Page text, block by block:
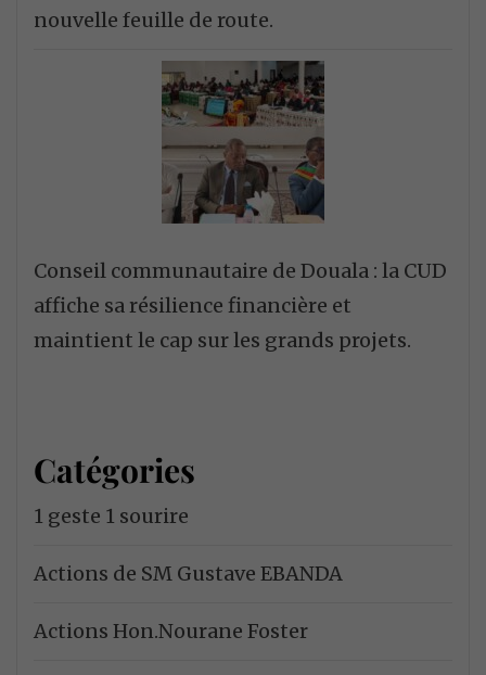
nouvelle feuille de route.
Conseil communautaire de Douala : la CUD
affiche sa résilience financière et
maintient le cap sur les grands projets.
Catégories
1 geste 1 sourire
Actions de SM Gustave EBANDA
Actions Hon.Nourane Foster